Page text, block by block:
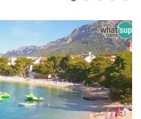
S-PARK RAKOVICA
RAKOVICA
I MJESTA
SKIJANJE I SNIJEG